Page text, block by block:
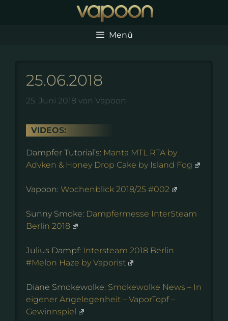
Menü
25.06.2018
25. Juni 2018 von Vapoon
VIDEOS:
Dampfer Tutorial’s: Manta MTL RTA by
Advken & Honey Drop Cake by Island Fog
Vapoon: Wochenblick 2018/25 #002
Sunny Smoke: Dampfermesse InterSteam
Berlin 2018
Julius Dampf: Intersteam 2018 Berlin
#Melon Haze by Vaporist
Diane Smokewolke: Smokewolke News – In
eigener Angelegenheit – VaporTopf –
Gewinnspiel